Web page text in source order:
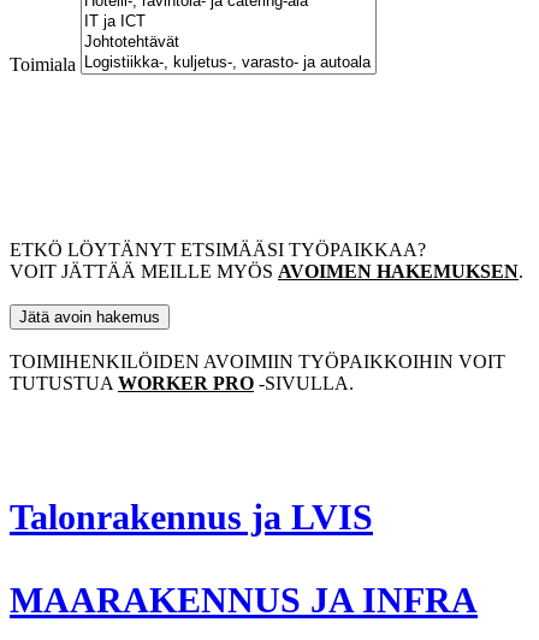
Toimiala
ETKÖ LÖYTÄNYT ETSIMÄÄSI TYÖPAIKKAA?
VOIT JÄTTÄÄ MEILLE MYÖS AVOIMEN HAKEMUKSEN.
Jätä avoin hakemus
TOIMIHENKILÖIDEN AVOIMIIN TYÖPAIKKOIHIN VOIT
TUTUSTUA WORKER PRO -SIVULLA.
Talonrakennus ja LVIS
MAARAKENNUS JA INFRA